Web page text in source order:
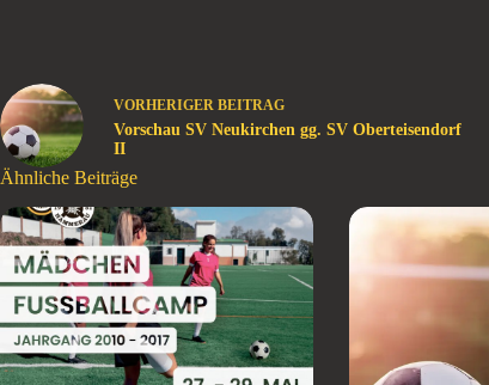
VORHERIGER BEITRAG
Vorschau SV Neukirchen gg. SV Oberteisendorf
II
Ähnliche Beiträge